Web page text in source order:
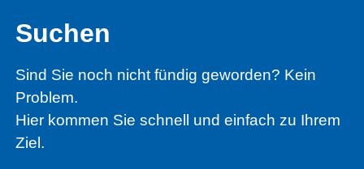
Suchen
Sind Sie noch nicht fündig geworden? Kein
Problem.
Hier kommen Sie schnell und einfach zu Ihrem
Ziel.